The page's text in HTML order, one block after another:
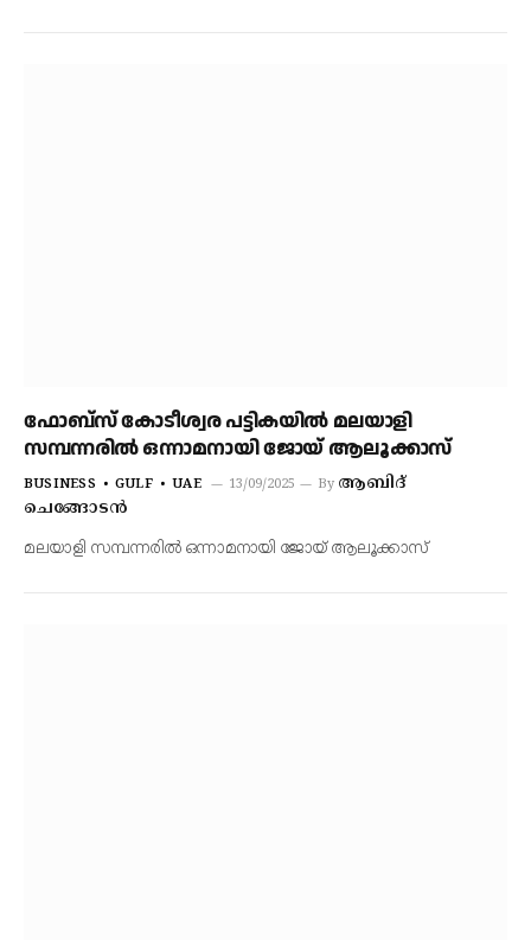
ഫോബ്‌സ് കോടീശ്വര പട്ടികയില്‍ മലയാളി
സമ്പന്നരിൽ ഒന്നാമനായി ജോയ് ആലൂക്കാസ്
BUSINESS GULF UAE 13/09/2025 By ആബിദ്
ചെങ്ങോടൻ
മലയാളി സമ്പന്നരിൽ ഒന്നാമനായി ജോയ് ആലൂക്കാസ്